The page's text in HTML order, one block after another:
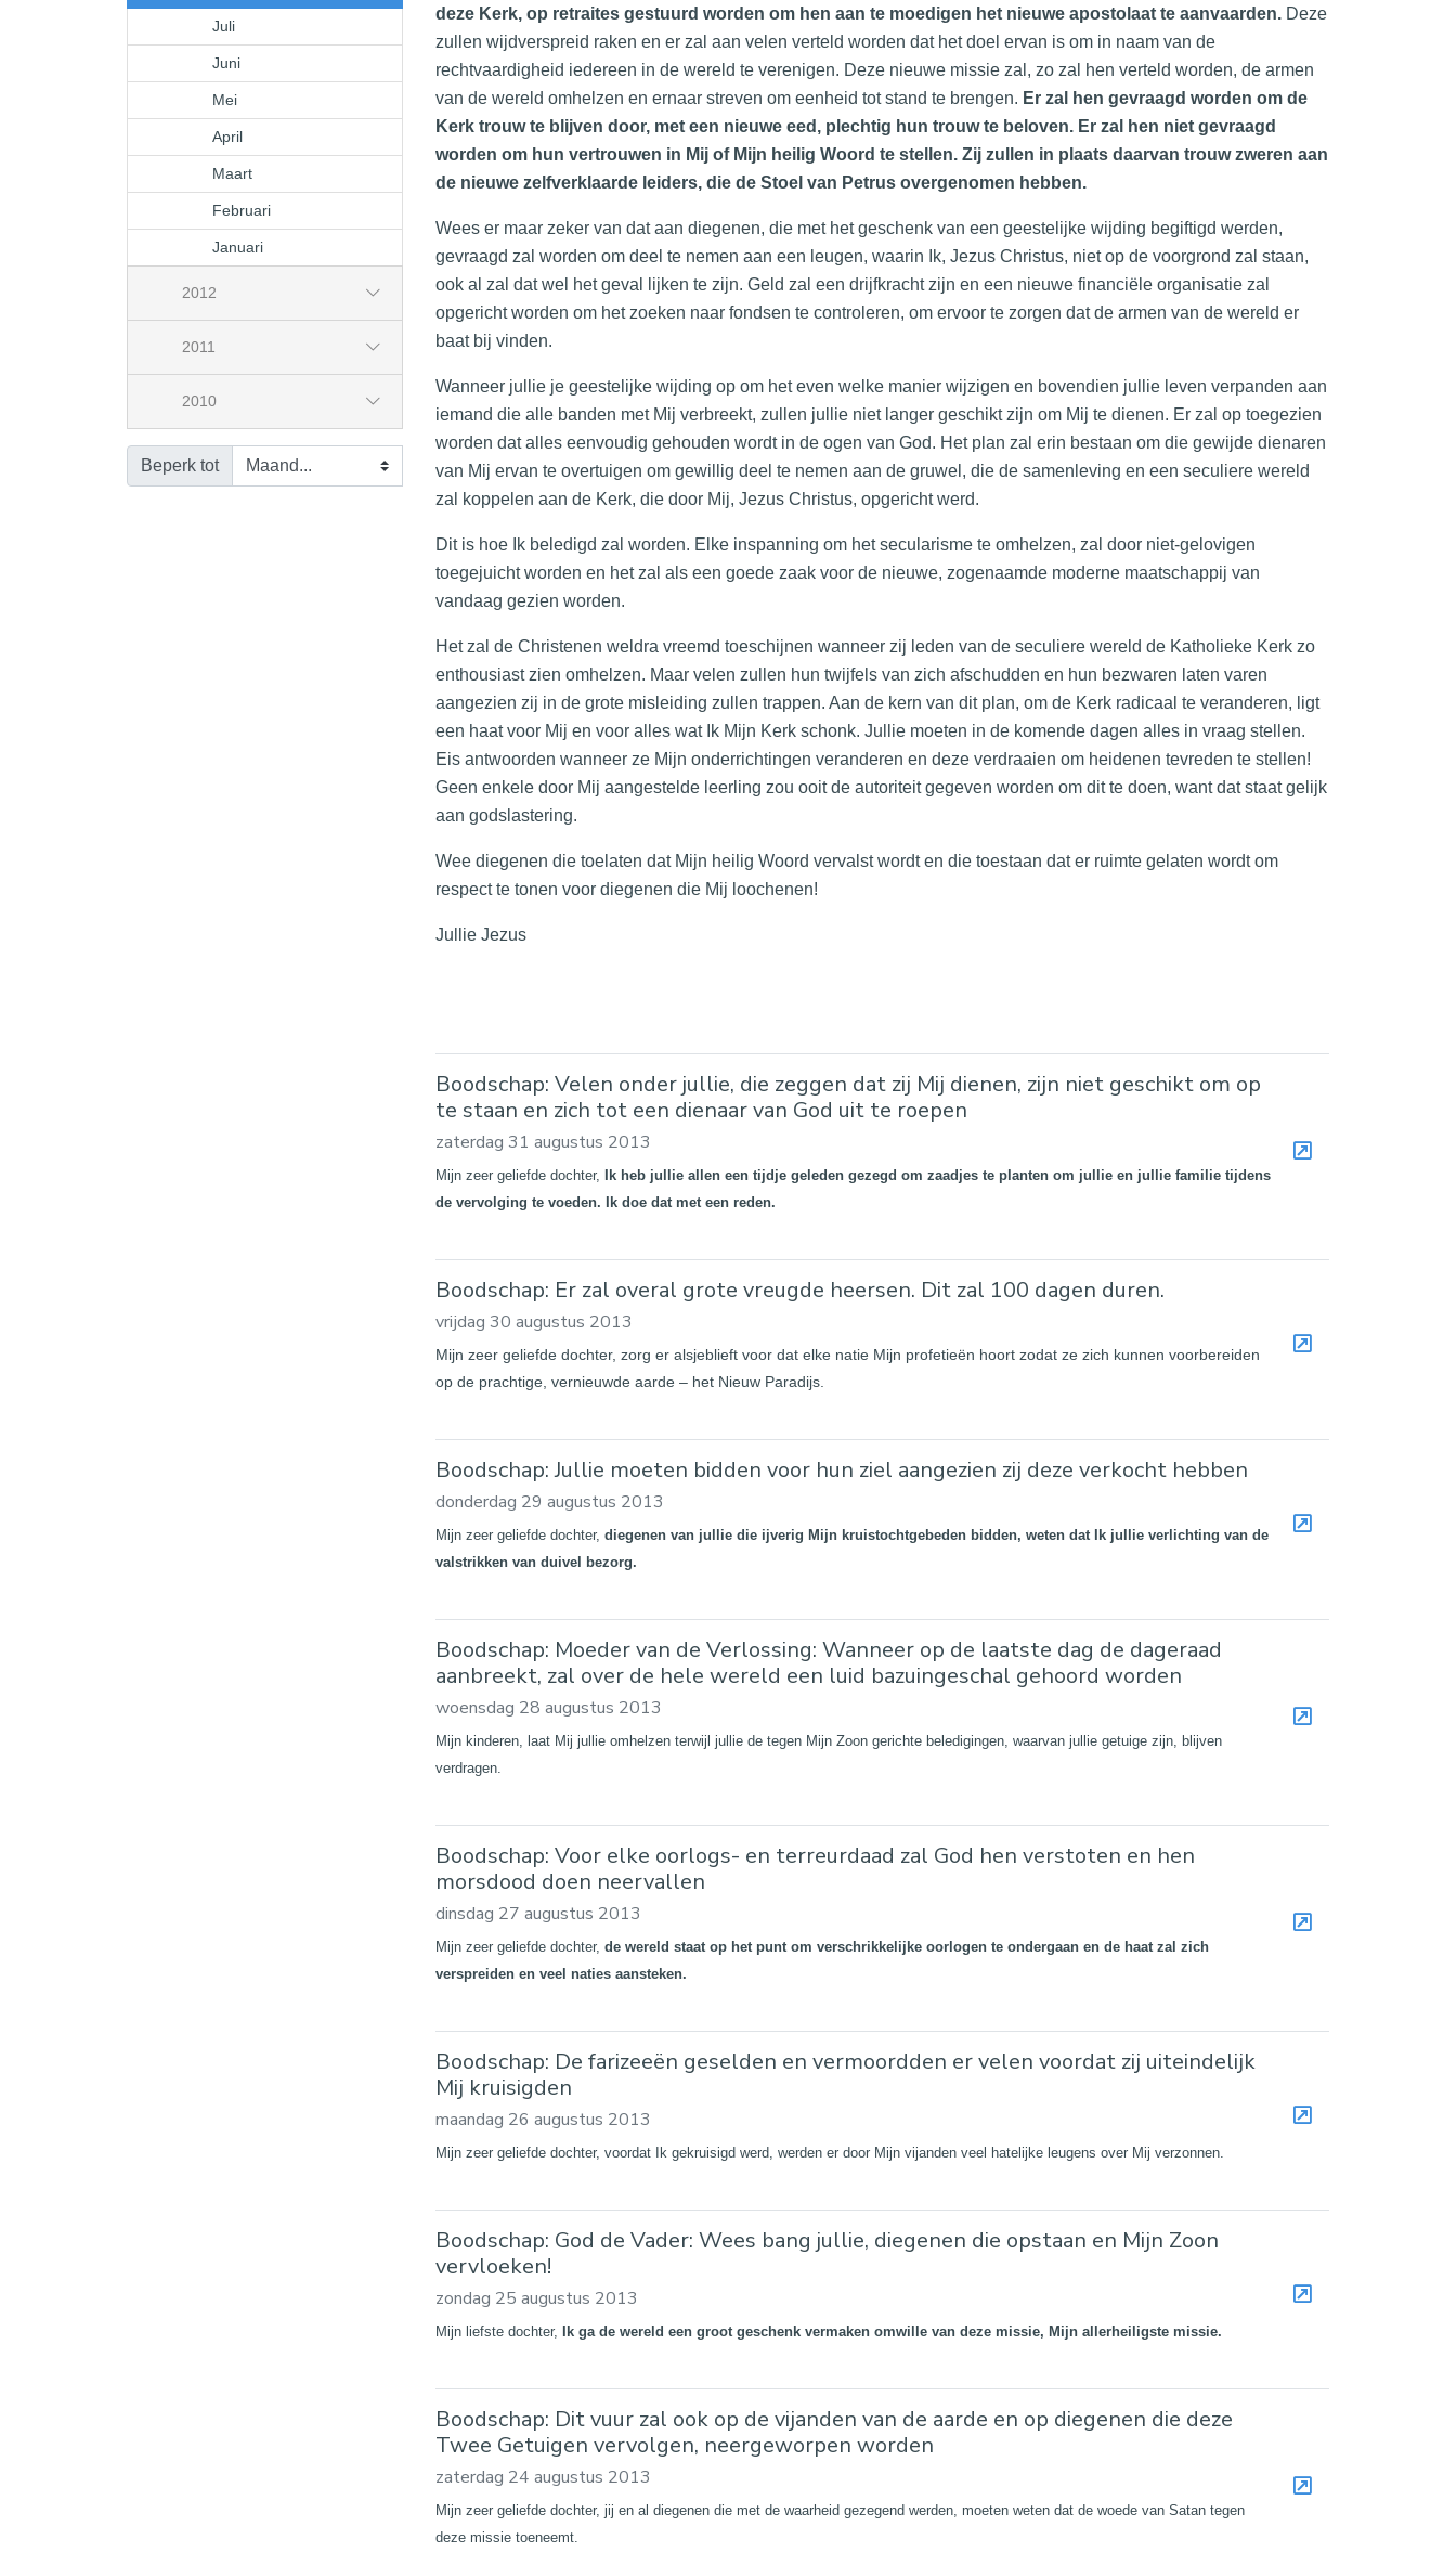
Juli
Juni
Mei
April
Maart
Februari
Januari
2012
2011
2010
Beperk tot
deze Kerk, op retraites gestuurd worden om hen aan te moedigen het nieuwe apostolaat te aanvaarden. Deze
zullen wijdverspreid raken en er zal aan velen verteld worden dat het doel ervan is om in naam van de
rechtvaardigheid iedereen in de wereld te verenigen. Deze nieuwe missie zal, zo zal hen verteld worden, de armen
van de wereld omhelzen en ernaar streven om eenheid tot stand te brengen. Er zal hen gevraagd worden om de
Kerk trouw te blijven door, met een nieuwe eed, plechtig hun trouw te beloven. Er zal hen niet gevraagd
worden om hun vertrouwen in Mij of Mijn heilig Woord te stellen. Zij zullen in plaats daarvan trouw zweren aan
de nieuwe zelfverklaarde leiders, die de Stoel van Petrus overgenomen hebben.
Wees er maar zeker van dat aan diegenen, die met het geschenk van een geestelijke wijding begiftigd werden,
gevraagd zal worden om deel te nemen aan een leugen, waarin Ik, Jezus Christus, niet op de voorgrond zal staan,
ook al zal dat wel het geval lijken te zijn. Geld zal een drijfkracht zijn en een nieuwe financiële organisatie zal
opgericht worden om het zoeken naar fondsen te controleren, om ervoor te zorgen dat de armen van de wereld er
baat bij vinden.
Wanneer jullie je geestelijke wijding op om het even welke manier wijzigen en bovendien jullie leven verpanden aan
iemand die alle banden met Mij verbreekt, zullen jullie niet langer geschikt zijn om Mij te dienen. Er zal op toegezien
worden dat alles eenvoudig gehouden wordt in de ogen van God. Het plan zal erin bestaan om die gewijde dienaren
van Mij ervan te overtuigen om gewillig deel te nemen aan de gruwel, die de samenleving en een seculiere wereld
zal koppelen aan de Kerk, die door Mij, Jezus Christus, opgericht werd.
Dit is hoe Ik beledigd zal worden. Elke inspanning om het secularisme te omhelzen, zal door niet-gelovigen
toegejuicht worden en het zal als een goede zaak voor de nieuwe, zogenaamde moderne maatschappij van
vandaag gezien worden.
Het zal de Christenen weldra vreemd toeschijnen wanneer zij leden van de seculiere wereld de Katholieke Kerk zo
enthousiast zien omhelzen. Maar velen zullen hun twijfels van zich afschudden en hun bezwaren laten varen
aangezien zij in de grote misleiding zullen trappen. Aan de kern van dit plan, om de Kerk radicaal te veranderen, ligt
een haat voor Mij en voor alles wat Ik Mijn Kerk schonk. Jullie moeten in de komende dagen alles in vraag stellen.
Eis antwoorden wanneer ze Mijn onderrichtingen veranderen en deze verdraaien om heidenen tevreden te stellen!
Geen enkele door Mij aangestelde leerling zou ooit de autoriteit gegeven worden om dit te doen, want dat staat gelijk
aan godslastering.
Wee diegenen die toelaten dat Mijn heilig Woord vervalst wordt en die toestaan dat er ruimte gelaten wordt om
respect te tonen voor diegenen die Mij loochenen!
Jullie Jezus
Boodschap: Velen onder jullie, die zeggen dat zij Mij dienen, zijn niet geschikt om op
te staan en zich tot een dienaar van God uit te roepen
zaterdag 31 augustus 2013
Mijn zeer geliefde dochter,
Ik heb jullie allen een tijdje geleden gezegd om zaadjes te planten om jullie en jullie familie tijdens
de vervolging te voeden. Ik doe dat met een reden.
Boodschap: Er zal overal grote vreugde heersen. Dit zal 100 dagen duren.
vrijdag 30 augustus 2013
Mijn zeer geliefde dochter, zorg er alsjeblieft voor dat elke natie Mijn profetieën hoort zodat ze zich kunnen voorbereiden
op de prachtige, vernieuwde aarde – het Nieuw Paradijs.
Boodschap: Jullie moeten bidden voor hun ziel aangezien zij deze verkocht hebben
donderdag 29 augustus 2013
Mijn zeer geliefde dochter, diegenen van jullie die ijverig Mijn kruistochtgebeden bidden, weten dat Ik jullie verlichting van de
valstrikken van duivel bezorg.
Boodschap: Moeder van de Verlossing: Wanneer op de laatste dag de dageraad
aanbreekt, zal over de hele wereld een luid bazuingeschal gehoord worden
woensdag 28 augustus 2013
Mijn kinderen, laat Mij jullie omhelzen terwijl jullie de tegen Mijn Zoon gerichte beledigingen, waarvan jullie getuige zijn, blijven
verdragen.
Boodschap: Voor elke oorlogs- en terreurdaad zal God hen verstoten en hen
morsdood doen neervallen
dinsdag 27 augustus 2013
Mijn zeer geliefde dochter, de wereld staat op het punt om verschrikkelijke oorlogen te ondergaan en de haat zal zich
verspreiden en veel naties aansteken.
Boodschap: De farizeeën geselden en vermoordden er velen voordat zij uiteindelijk
Mij kruisigden
maandag 26 augustus 2013
Mijn zeer geliefde dochter, voordat Ik gekruisigd werd, werden er door Mijn vijanden veel hatelijke leugens over Mij verzonnen.
Boodschap: God de Vader: Wees bang jullie, diegenen die opstaan en Mijn Zoon
vervloeken!
zondag 25 augustus 2013
Mijn liefste dochter, Ik ga de wereld een groot geschenk vermaken omwille van deze missie, Mijn allerheiligste missie.
Boodschap: Dit vuur zal ook op de vijanden van de aarde en op diegenen die deze
Twee Getuigen vervolgen, neergeworpen worden
zaterdag 24 augustus 2013
Mijn zeer geliefde dochter, jij en al diegenen die met de waarheid gezegend werden, moeten weten dat de woede van Satan tegen
deze missie toeneemt.